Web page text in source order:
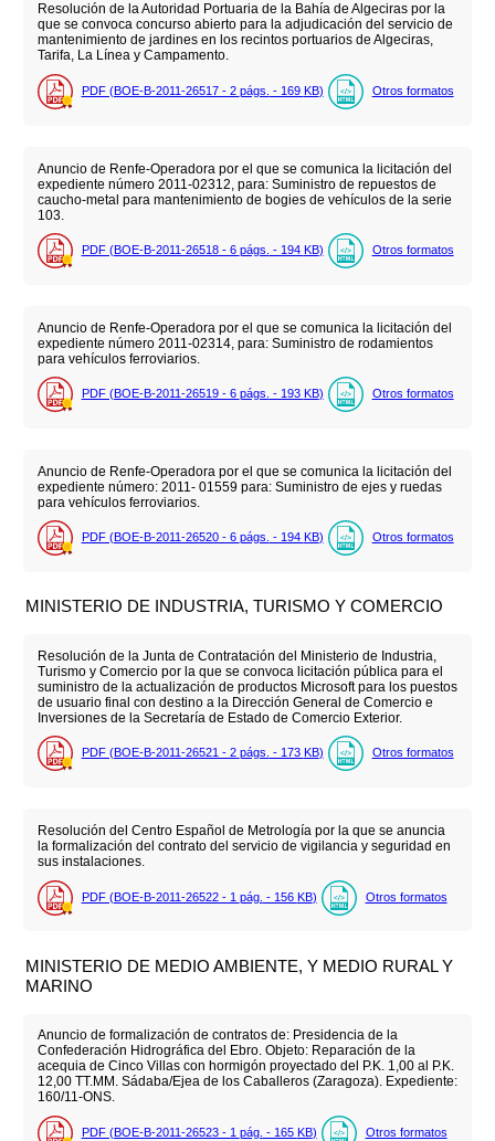
Resolución de la Autoridad Portuaria de la Bahía de Algeciras por la
que se convoca concurso abierto para la adjudicación del servicio de
mantenimiento de jardines en los recintos portuarios de Algeciras,
Tarifa, La Línea y Campamento.
PDF (BOE-B-2011-26517 - 2 págs. - 169 KB) Otros formatos
Anuncio de Renfe-Operadora por el que se comunica la licitación del
expediente número 2011-02312, para: Suministro de repuestos de
caucho-metal para mantenimiento de bogies de vehículos de la serie
103.
PDF (BOE-B-2011-26518 - 6 págs. - 194 KB) Otros formatos
Anuncio de Renfe-Operadora por el que se comunica la licitación del
expediente número 2011-02314, para: Suministro de rodamientos
para vehículos ferroviarios.
PDF (BOE-B-2011-26519 - 6 págs. - 193 KB) Otros formatos
Anuncio de Renfe-Operadora por el que se comunica la licitación del
expediente número: 2011- 01559 para: Suministro de ejes y ruedas
para vehículos ferroviarios.
PDF (BOE-B-2011-26520 - 6 págs. - 194 KB) Otros formatos
MINISTERIO DE INDUSTRIA, TURISMO Y COMERCIO
Resolución de la Junta de Contratación del Ministerio de Industria,
Turismo y Comercio por la que se convoca licitación pública para el
suministro de la actualización de productos Microsoft para los puestos
de usuario final con destino a la Dirección General de Comercio e
Inversiones de la Secretaría de Estado de Comercio Exterior.
PDF (BOE-B-2011-26521 - 2 págs. - 173 KB) Otros formatos
Resolución del Centro Español de Metrología por la que se anuncia
la formalización del contrato del servicio de vigilancia y seguridad en
sus instalaciones.
PDF (BOE-B-2011-26522 - 1 pág. - 156 KB) Otros formatos
MINISTERIO DE MEDIO AMBIENTE, Y MEDIO RURAL Y
MARINO
Anuncio de formalización de contratos de: Presidencia de la
Confederación Hidrográfica del Ebro. Objeto: Reparación de la
acequia de Cinco Villas con hormigón proyectado del P.K. 1,00 al P.K.
12,00 TT.MM. Sádaba/Ejea de los Caballeros (Zaragoza). Expediente:
160/11-ONS.
PDF (BOE-B-2011-26523 - 1 pág. - 165 KB) Otros formatos